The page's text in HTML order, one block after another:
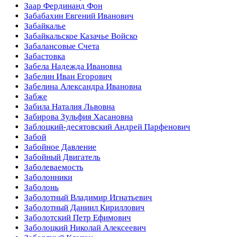
Заар Фердинанд Фон
Забабахин Евгений Иванович
Забайкалье
Забайкальское Казачье Войско
Забалансовые Счета
Забастовка
Забела Надежда Ивановна
Забелин Иван Егорович
Забелина Александра Ивановна
Забже
Забила Наталия Львовна
Забирова Зульфия Хасановна
Заблоцкий-десятовский Андрей Парфенович
Забой
Забойное Давление
Забойный Двигатель
Заболеваемость
Заболонники
Заболонь
Заболотный Владимир Игнатьевич
Заболотный Даниил Кириллович
Заболотский Петр Ефимович
Заболоцкий Николай Алексеевич